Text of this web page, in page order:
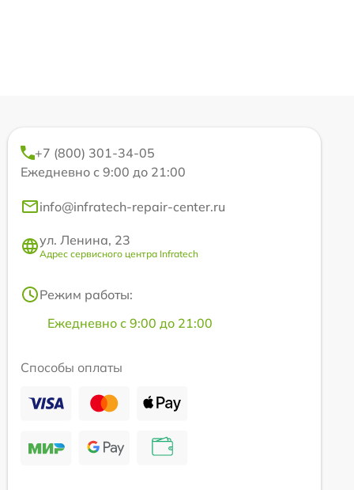
+7 (800) 301-34-05
Ежедневно с 9:00 до 21:00
info@infratech-repair-center.ru
ул. Ленина, 23
Адрес сервисного центра Infratech
Режим работы:
Ежедневно с 9:00 до 21:00
Способы оплаты